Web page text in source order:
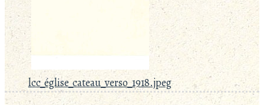
lcc_église_cateau_verso_1918.jpeg